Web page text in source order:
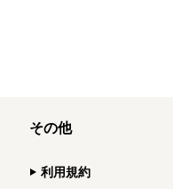
その他
利用規約